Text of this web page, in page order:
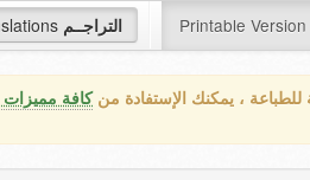
التراجــم Printable Version
، يمكنك الإستفادة منكافة